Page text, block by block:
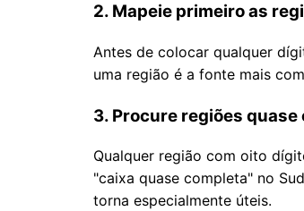
2. Mapeie primeiro as
Antes de colocar qualquer
uma região é a fonte mais
3. Procure regiões quase
Qualquer região com oito
"caixa quase completa" no
torna especialmente úteis.